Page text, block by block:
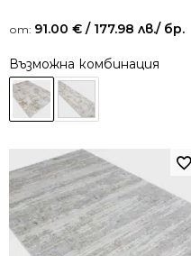
от: 91.00 € / 177.98 лв./ бр.
Възможна комбинация